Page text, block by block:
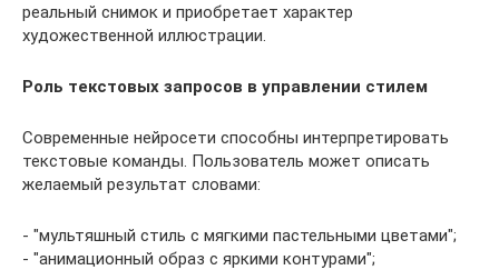
реальный снимок и приобретает характер
художественной иллюстрации.
Роль текстовых запросов в управлении стилем
Современные нейросети способны интерпретировать
текстовые команды. Пользователь может описать
желаемый результат словами:
- "мультяшный стиль с мягкими пастельными цветами";
- "анимационный образ с яркими контурами";